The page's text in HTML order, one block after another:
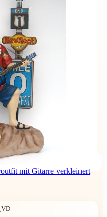
mit Gitarre verkleinert